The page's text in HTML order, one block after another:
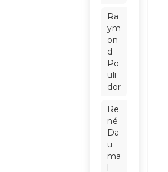
Ra
ym
on
d
Po
uli
dor
Re
né
Da
u
ma
l